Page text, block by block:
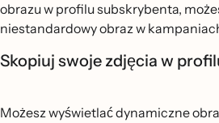
obrazu w profilu subskrybenta,
niestandardowy obraz w
Skopiuj swoje zdjęcia w
Możesz wyświetlać dynamiczne